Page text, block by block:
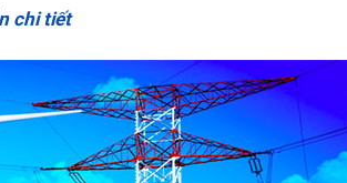
chi tiết